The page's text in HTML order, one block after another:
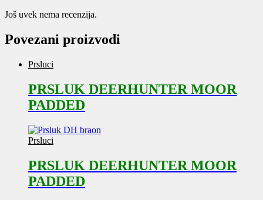
Još uvek nema recenzija.
Povezani proizvodi
Prsluci
PRSLUK DEERHUNTER MOOR
PADDED
Prsluci
PRSLUK DEERHUNTER MOOR
PADDED